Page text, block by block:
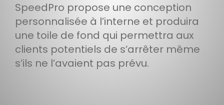
SpeedPro propose une conception
personnalisée à l’interne et produira
une toile de fond qui permettra aux
clients potentiels de s’arrêter même
s’ils ne l’avaient pas prévu.